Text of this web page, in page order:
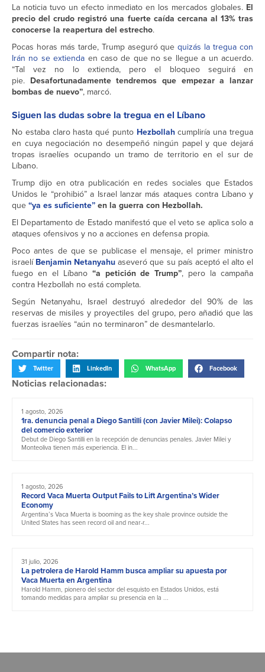
La noticia tuvo un efecto inmediato en los mercados globales. El
precio del crudo registró una fuerte caída cercana al 13% tras
conocerse la reapertura del estrecho.
Pocas horas más tarde, Trump aseguró quequizás la tregua con
Irán no se extienda en caso de que no se llegue a un acuerdo.
“Tal vez no lo extienda, pero el bloqueo seguirá en
pie. Desafortunadamente tendremos que empezar a lanzar
bombas de nuevo”, marcó.
Siguen las dudas sobre la tregua en el Líbano
No estaba claro hasta qué punto Hezbollahcumpliría una tregua
en cuya negociación no desempeñó ningún papel y que dejará
tropas israelíes ocupando un tramo de territorio en el sur de
Líbano.
Trump dijo en otra publicación en redes sociales que Estados
Unidos le “prohibió” a Israel lanzar más ataques contra Líbano y
que “ya es suficiente” en la guerra con Hezbollah.
El Departamento de Estado manifestó que el veto se aplica solo a
ataques ofensivos y no a acciones en defensa propia.
Poco antes de que se publicase el mensaje, el primer ministro
israelí Benjamin Netanyahu aseveró que su país aceptó el alto el
fuego en el Líbano “a petición de Trump”, pero la campaña
contra Hezbollah no está completa.
Según Netanyahu, Israel destruyó alrededor del 90% de las
reservas de misiles y proyectiles del grupo, pero añadió que las
fuerzas israelíes “aún no terminaron” de desmantelarlo.
Compartir nota:
Twitter LinkedIn WhatsApp Facebook
Noticias relacionadas:
1 agosto, 2026
1ra. denuncia penal a Diego Santilli (con Javier Milei): Colapso
del comercio exterior
Debut de Diego Santilli en la recepción de denuncias penales. Javier Milei y
Monteoliva tienen más experiencia. El in...
1 agosto, 2026
Record Vaca Muerta Output Fails to Lift Argentina’s Wider
Economy
Argentina’s Vaca Muerta is booming as the key shale province outside the
United States has seen record oil and near-r...
31 julio, 2026
La petrolera de Harold Hamm busca ampliar su apuesta por
Vaca Muerta en Argentina
Harold Hamm, pionero del sector del esquisto en Estados Unidos, está
tomando medidas para ampliar su presencia en la ...